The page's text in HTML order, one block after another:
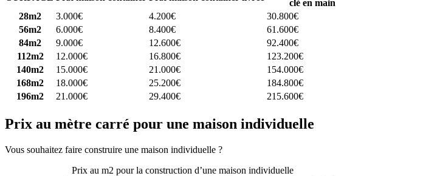
clé en main
28m2
3.000€ 4.200€
30.800€
56m2
6.000€ 8.400€
61.600€
84m2
9.000€ 12.600€
92.400€
112m2
12.000€ 16.800€
123.200€
140m2
15.000€ 21.000€
154.000€
168m2
18.000€ 25.200€
184.800€
196m2
21.000€ 29.400€ 215.600€
Prix au mètre carré pour une maison individuelle
Vous souhaitez faire construire une maison individuelle ?
Prix au m2 pour la construction d’une maison individuelle